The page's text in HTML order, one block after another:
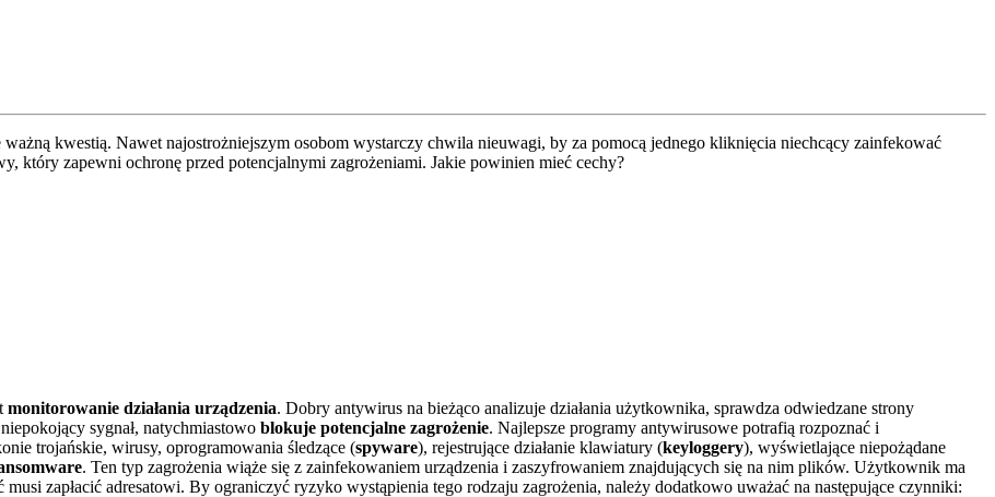
kwestią. Nawet najostrożniejszym osobom wystarczy chwila nieuwagi, by za pomocą jednego kliknięcia niechcący zainfekować
który zapewni ochronę przed potencjalnymi zagrożeniami. Jakie powinien mieć cechy?
monitorowanie działania urządzenia. Dobry antywirus na bieżąco analizuje działania użytkownika, sprawdza odwiedzane strony
sygnał, natychmiastowo blokuje potencjalne zagrożenie. Najlepsze programy antywirusowe potrafią rozpoznać i
trojańskie, wirusy, oprogramowania śledzące (spyware), rejestrujące działanie klawiatury (keyloggery), wyświetlające niepożądane
. Ten typ zagrożenia wiąże się z zainfekowaniem urządzenia i zaszyfrowaniem znajdujących się na nim plików. Użytkownik ma
zapłacić adresatowi. By ograniczyć ryzyko wystąpienia tego rodzaju zagrożenia, należy dodatkowo uważać na następujące czynniki: